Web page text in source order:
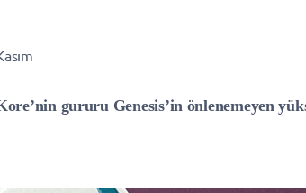
gururu Genesis’in önlenemeyen